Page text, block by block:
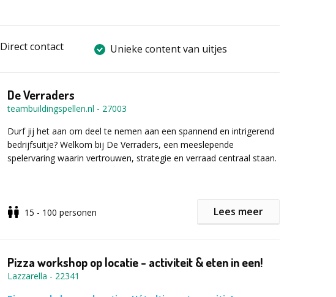
Direct contact Unieke content van uitjes
De Verraders
teambuildingspellen.nl - 27003
Durf jij het aan om deel te nemen aan een spannend en intrigerend
bedrijfsuitje? Welkom bij De Verraders, een meeslepende
spelervaring waarin vertrouwen, strategie en verraad centraal staan.
Samen met je collega’s strijd je voor één doel: zoveel mogelijk zilver
goed is jouw mensenkennis?
15 - 100 personen Lees meer
Pizza workshop op locatie - activiteit & eten in een!
Lazzarella - 22341